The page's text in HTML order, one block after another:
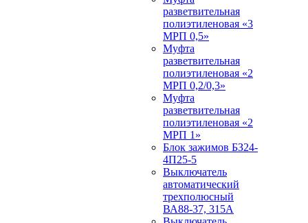
разветвительная
полиэтиленовая «3
МРП 0,5»
Муфта
разветвительная
полиэтиленовая «2
МРП 0,2/0,3»
Муфта
разветвительная
полиэтиленовая «2
МРП 1»
Блок зажимов БЗ24-
4П25-5
Выключатель
автоматический
трехполюсный
ВА88-37, 315А